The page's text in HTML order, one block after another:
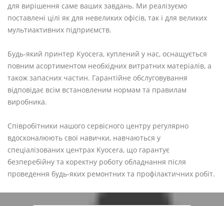
для вирішення саме ваших завдань. Ми реалізуємо
поставлені цілі як для невеликих офісів, так і для великих
мультиактивних підприємств.
Будь-який принтер Kyocera, куплений у нас, оснащується
повним асортиментом необхідних витратних матеріалів, а
також запасних частин. Гарантійне обслуговування
відповідає всім встановленим нормам та правилам
виробника.
Співробітники нашого сервісного центру регулярно
вдосконалюють свої навички, навчаються у
спеціалізованих центрах Kyocera, що гарантує
безперебійну та коректну роботу обладнання після
проведення будь-яких ремонтних та профілактичних робіт.